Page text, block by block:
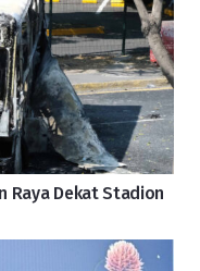
Raya Dekat Stadion